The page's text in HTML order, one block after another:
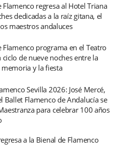
Flamenco regresa al Hotel Triana
dedicadas a la raíz gitana, el
maestros andaluces
Flamenco programa en el Teatro
de nueve noches entre la
y la fiesta
Sevilla 2026: José Mercé,
Ballet Flamenco de Andalucía se
para celebrar 100 años
a la Bienal de Flamenco